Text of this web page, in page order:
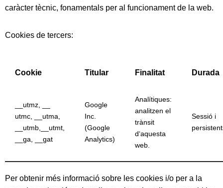
caràcter tècnic, fonamentals per al funcionament de la web.
Cookies de tercers:
Cookie Titular Finalitat Durada
__utmz, __
utmc, __utma,
__utmb,__utmt,
__ga, __gat
Google
Inc.
(Google
Analytics)
Analítiques:
analitzen el
trànsit
dʻaquesta
web.
Sessió i
Per obtenir més informació sobre les cookies i/o per a la